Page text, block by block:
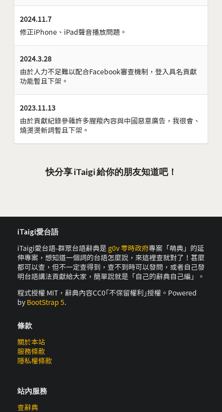
2024.11.7
修正iPhone、iPad聲音播放問題。
2024.3.28
由於人力不足難以配合Facebook審查機制，登入具名貢獻
功能暫且下架。
2023.11.13
由於貢獻紀錄參雜許多腥羶內容與中國惡意廣告，我很會、
燒燙燙新詞暫且下架。
快分享 iTaigi 給你的朋友知道吧！
iTaigi愛台語
iTaigi愛台語-群眾台語辭典是 g0v 零時政府專案「萌典」的延
伸專案，想知道一個詞的台語怎麼說，來這裡查就對了！甚麼
都可以查，但不一定查得到，查不到時可以發問，或者自己發
明台語講法貢獻給大家，簡單說就是「自己的辭典自己編」。
程式授權 MIT，辭典內容CC0｢不保留權利｣授權。Powered
by BootStrap 5.
條款
關於本站
服務條款
隱私權條款
站內服務
查辭典